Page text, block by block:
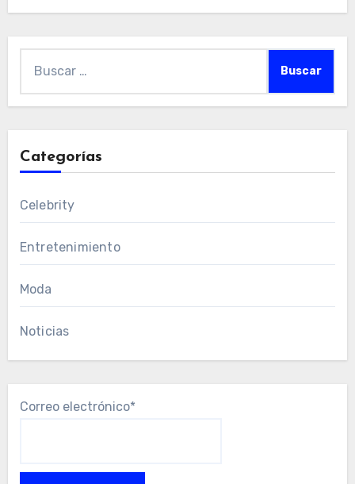
Categorías
Celebrity
Entretenimiento
Moda
Noticias
Correo electrónico*